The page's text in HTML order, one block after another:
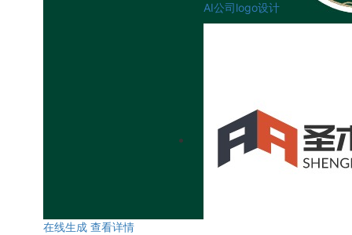
在线生成 查看详情
AI公司logo设计